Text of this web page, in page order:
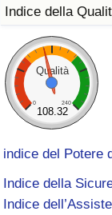
Indice della
Qualità
0 240
108.32
indice del Potere
Indice della
Indice
Indice Del
Indice del
ad Aqaba
Indice del
Indice del
Indice della
Indice della
Criminalità
Indice del
Indice della